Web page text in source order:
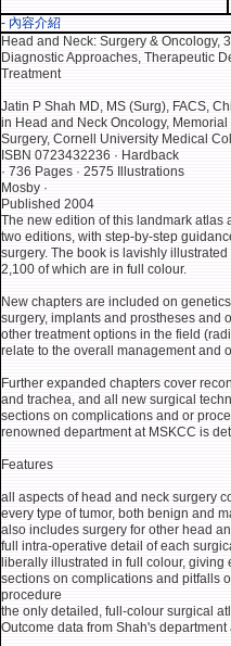
- 內容介紹
Head and Neck: Surgery & Oncology,
Diagnostic Approaches, Therapeutic
Treatment
Jatin P Shah MD, MS (Surg), FACS,
in Head and Neck Oncology,
Surgery, Cornell University Medical
ISBN 0723432236 · Hardback
· 736 Pages · 2575 Illustrations
Mosby ·
Published 2004
The new edition of this landmark atlas
two editions, with step-by-step
surgery. The book is lavishly
2,100 of which are in full colour.
New chapters are included on
surgery, implants and prostheses and
other treatment options in the field
relate to the overall management and
Further expanded chapters cover
and trachea, and all new surgical
sections on complications and or
renowned department at MSKCC is
Features
all aspects of head and neck surgery
every type of tumor, both benign and
also includes surgery for other head
full intra-operative detail of each
liberally illustrated in full colour,
sections on complications and pitfalls
procedure
the only detailed, full-colour surgical
Outcome data from Shah's